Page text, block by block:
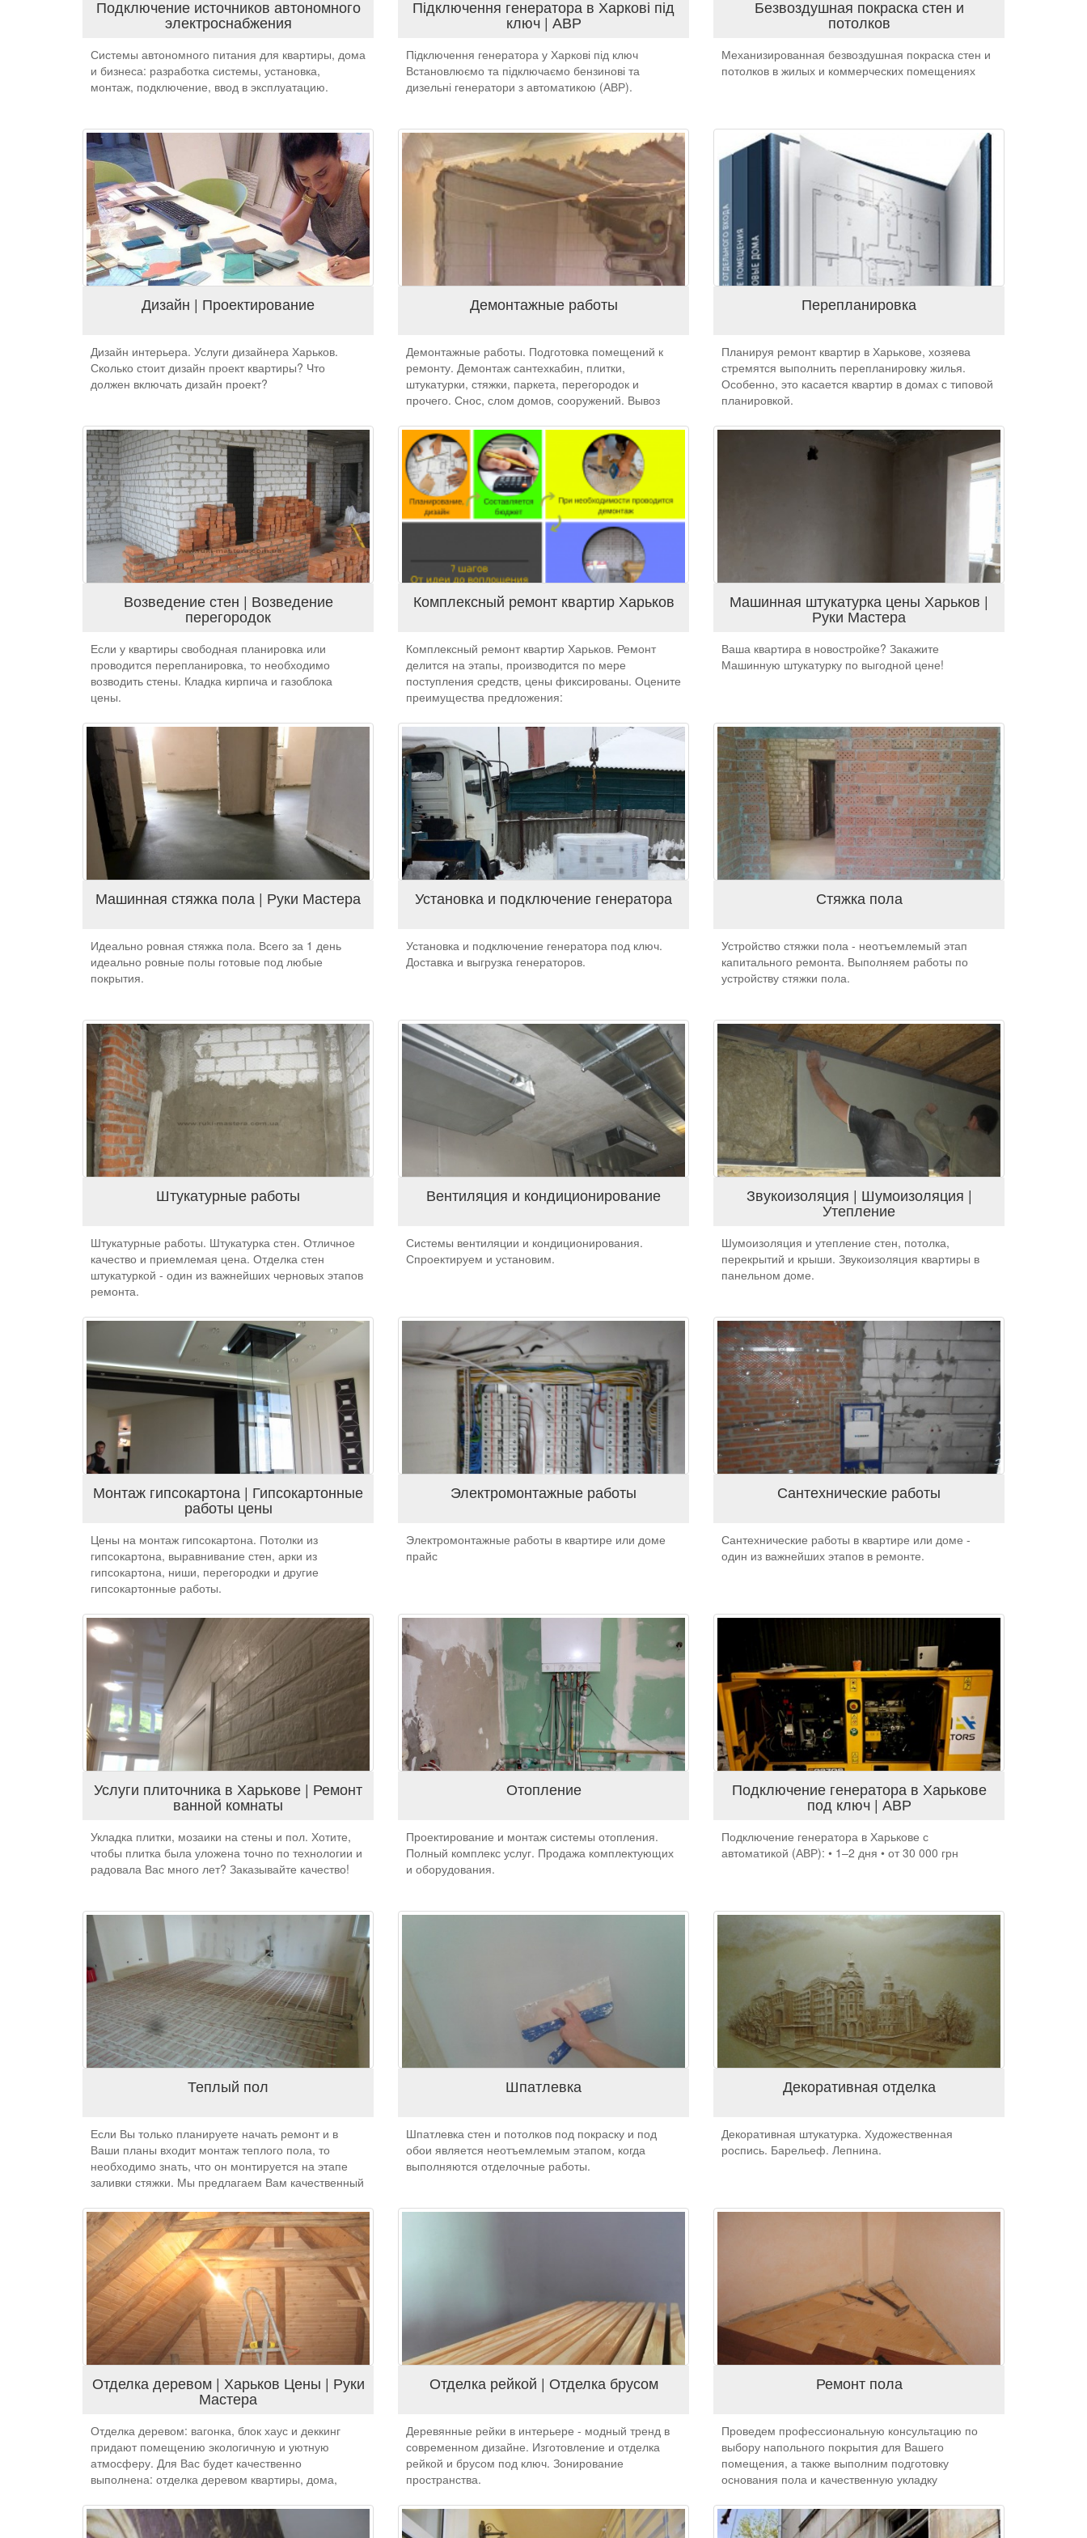
Подключение источников автономного
электроснабжения
Системы автономного питания для квартиры, дома
и бизнеса: разработка системы, установка,
монтаж, подключение, ввод в эксплуатацию.
Підключення генератора в Харкові під
ключ | АВР
Підключення генератора у Харкові під ключ
Встановлюємо та підключаємо бензинові та
дизельні генератори з автоматикою (АВР).
Безвоздушная покраска стен и
потолков
Механизированная безвоздушная покраска стен и
потолков в жилых и коммерческих помещениях
Дизайн | Проектирование
Дизайн интерьера. Услуги дизайнера Харьков.
Сколько стоит дизайн проект квартиры? Что
должен включать дизайн проект?
Демонтажные работы
Демонтажные работы. Подготовка помещений к
ремонту. Демонтаж сантехкабин, плитки,
штукатурки, стяжки, паркета, перегородок и
прочего. Снос, слом домов, сооружений. Вывоз
Перепланировка
Планируя ремонт квартир в Харькове, хозяева
стремятся выполнить перепланировку жилья.
Особенно, это касается квартир в домах с типовой
планировкой.
Возведение стен | Возведение
перегородок
Если у квартиры свободная планировка или
проводится перепланировка, то необходимо
возводить стены. Кладка кирпича и газоблока
цены.
Комплексный ремонт квартир Харьков
Комплексный ремонт квартир Харьков. Ремонт
делится на этапы, производится по мере
поступления средств, цены фиксированы. Оцените
преимущества предложения:
Машинная штукатурка цены Харьков |
Руки Мастера
Ваша квартира в новостройке? Закажите
Машинную штукатурку по выгодной цене!
Машинная стяжка пола | Руки Мастера
Идеально ровная стяжка пола. Всего за 1 день
идеально ровные полы готовые под любые
покрытия.
Установка и подключение генератора
Установка и подключение генератора под ключ.
Доставка и выгрузка генераторов.
Стяжка пола
Устройство стяжки пола - неотъемлемый этап
капитального ремонта. Выполняем работы по
устройству стяжки пола.
Штукатурные работы
Штукатурные работы. Штукатурка стен. Отличное
качество и приемлемая цена. Отделка стен
штукатуркой - один из важнейших черновых этапов
ремонта.
Вентиляция и кондиционирование
Системы вентиляции и кондиционирования.
Спроектируем и установим.
Звукоизоляция | Шумоизоляция |
Утепление
Шумоизоляция и утепление стен, потолка,
перекрытий и крыши. Звукоизоляция квартиры в
панельном доме.
Монтаж гипсокартона | Гипсокартонные
работы цены
Цены на монтаж гипсокартона. Потолки из
гипсокартона, выравнивание стен, арки из
гипсокартона, ниши, перегородки и другие
гипсокартонные работы.
Электромонтажные работы
Электромонтажные работы в квартире или доме
прайс
Сантехнические работы
Сантехнические работы в квартире или доме -
один из важнейших этапов в ремонте.
Услуги плиточника в Харькове | Ремонт
ванной комнаты
Укладка плитки, мозаики на стены и пол. Хотите,
чтобы плитка была уложена точно по технологии и
радовала Вас много лет? Заказывайте качество!
Отопление
Проектирование и монтаж системы отопления.
Полный комплекс услуг. Продажа комплектующих
и оборудования.
Подключение генератора в Харькове
под ключ | АВР
Подключение генератора в Харькове с
автоматикой (АВР): • 1–2 дня • от 30 000 грн
Теплый пол
Если Вы только планируете начать ремонт и в
Ваши планы входит монтаж теплого пола, то
необходимо знать, что он монтируется на этапе
заливки стяжки. Мы предлагаем Вам качественный
Шпатлевка
Шпатлевка стен и потолков под покраску и под
обои является неотъемлемым этапом, когда
выполняются отделочные работы.
Декоративная отделка
Декоративная штукатурка. Художественная
роспись. Барельеф. Лепнина.
Отделка деревом | Харьков Цены | Руки
Мастера
Отделка деревом: вагонка, блок хаус и деккинг
придают помещению экологичную и уютную
атмосферу. Для Вас будет качественно
выполнена: отделка деревом квартиры, дома,
Отделка рейкой | Отделка брусом
Деревянные рейки в интерьере - модный тренд в
современном дизайне. Изготовление и отделка
рейкой и брусом под ключ. Зонирование
пространства.
Ремонт пола
Проведем профессиональную консультацию по
выбору напольного покрытия для Вашего
помещения, а также выполним подготовку
основания пола и качественную укладку